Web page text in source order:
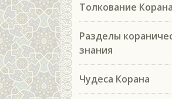
Толкование Корана
Разделы
знания
Чудеса Корана